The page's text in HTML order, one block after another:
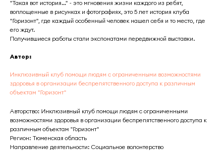
"Такая вот история…" - это мгновения жизни каждого из ребят,
воплощенные в рисунках и фотографиях, это 5 лет история клуба
"Горизонт", где каждый особенный человек нашел себя и то место, где
его ждут.
Получившиеся работы стали экспонатами передвижной выставки.
Автор:
Инклюзивный клуб помощи людям с ограниченными возможностями
здоровья в организации беспрепятственного доступа к различным
объектам "Горизонт"
Авторство: Инклюзивный клуб помощи людям с ограниченными
возможностями здоровья в организации беспрепятственного доступа к
различным объектам "Горизонт"
Регион: Тюменская область
Направление деятельности: Социальное волонтерство